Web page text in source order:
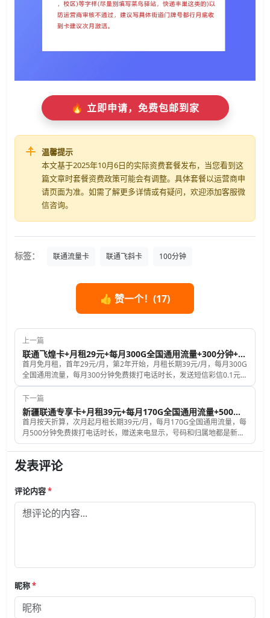
🔥 立即申请，免费包邮到家
温馨提示
本文基于2025年10月6日的实际资费套餐发布，当您看到这
篇文章时套餐资费政策可能会有调整。具体套餐以运营商申
请页面为准。如需了解更多详情或有疑问，欢迎添加客服微
信咨询。
标签： 联通流量卡 联通飞斜卡 100分钟
👍 赞一个！(17)
上一篇
联通飞煌卡+月租29元+每月300G全国通用流量+300分钟+长期套餐
首月免月租，首年29元/月，第2年开始，月租长期39元/月，每月300G
全国通用流量，每月300分钟免费拨打电话时长，发送短信彩信0.1元每
套，赠送来电显示，号码和归属地都是随机的，激活后要充值100元话
费。
下一篇
新疆联通专享卡+月租39元+每月170G全国通用流量+500分钟+长期有效+新疆专属联通卡
首月按天折算，次月起月租长期39元/月，每月170G全国通用流量，每
月500分钟免费拨打电话时长，赠送来电显示，号码和归属地都是新疆
省内的，激活后要一次性充值100元话费，套餐长期有效，只有收卡地
是新疆的才可以申请哦。
发表评论
评论内容*
昵称*